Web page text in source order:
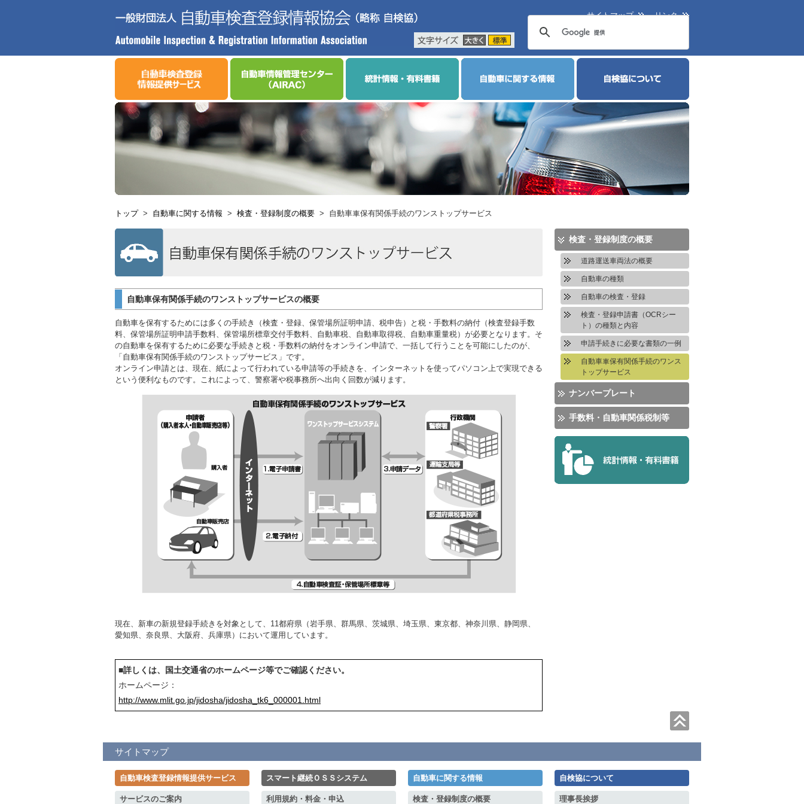
サイトマップ リンク
トップ > 自動車に関する情報 > 検査・登録制度の概要 > 自動車車保有関係手続のワンストップサービス
自動車保有関係手続のワンストップサービスの概要
自動車を保有するためには多くの手続き（検査・登録、保管場所証明申請、税申告）と税・手数料の納付（検査登録手数
料、保管場所証明申請手数料、保管場所標章交付手数料、自動車税、自動車取得税、自動車重量税）が必要となります。そ
の自動車を保有するために必要な手続きと税・手数料の納付をオンライン申請で、一括して行うことを可能にしたのが、
「自動車保有関係手続のワンストップサービス」です。
オンライン申請とは、現在、紙によって行われている申請等の手続きを、インターネットを使ってパソコン上で実現できる
という便利なものです。これによって、警察署や税事務所へ出向く回数が減ります。
現在、新車の新規登録手続きを対象として、11都府県（岩手県、群馬県、茨城県、埼玉県、東京都、神奈川県、静岡県、
愛知県、奈良県、大阪府、兵庫県）において運用しています。
■詳しくは、国土交通省のホームページ等でご確認ください。
ホームページ：
http://www.mlit.go.jp/jidosha/jidosha_tk6_000001.html
検査・登録制度の概要
道路運送車両法の概要
自動車の種類
自動車の検査・登録
検査・登録申請書（OCRシー
ト）の種類と内容
申請手続きに必要な書類の一例
自動車車保有関係手続のワンス
トップサービス
ナンバープレート
手数料・自動車関係税制等
サイトマップ
自動車検査登録情報提供サービス
サービスのご案内
スマート継続ＯＳＳシステム
利用規約・料金・申込
自動車に関する情報
検査・登録制度の概要
自検協について
理事長挨拶